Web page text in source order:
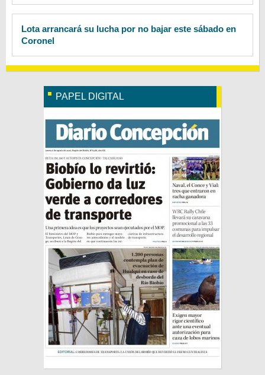
Lota arrancará su lucha por no bajar este sábado en
Coronel
PAPEL DIGITAL